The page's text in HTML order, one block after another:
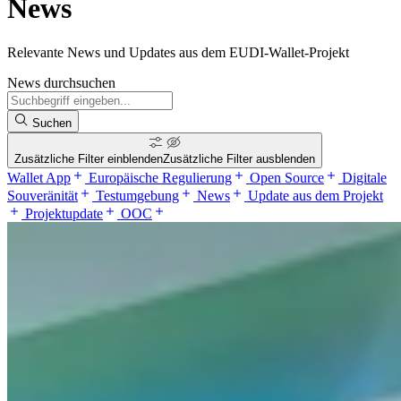
News
Relevante News und Updates aus dem EUDI-Wallet-Projekt
News durchsuchen
Suchen
Zusätzliche Filter einblendenZusätzliche Filter ausblenden
Wallet App Europäische Regulierung Open Source
Digitale
Souveränität
Testumgebung News
Update aus dem Projekt
Projektupdate
OOC